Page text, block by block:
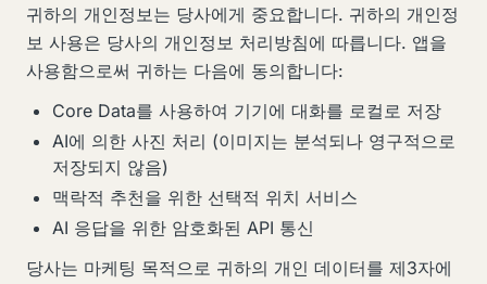
귀하의 개인정보는 당사에게 중요합니다. 귀하의 개인정
보 사용은 당사의 개인정보 처리방침에 따릅니다. 앱을
사용함으로써 귀하는 다음에 동의합니다:
Core Data를 사용하여 기기에 대화를 로컬로 저장
AI에 의한 사진 처리 (이미지는 분석되나 영구적으로
저장되지 않음)
맥락적 추천을 위한 선택적 위치 서비스
AI 응답을 위한 암호화된 API 통신
당사는 마케팅 목적으로 귀하의 개인 데이터를 제3자에